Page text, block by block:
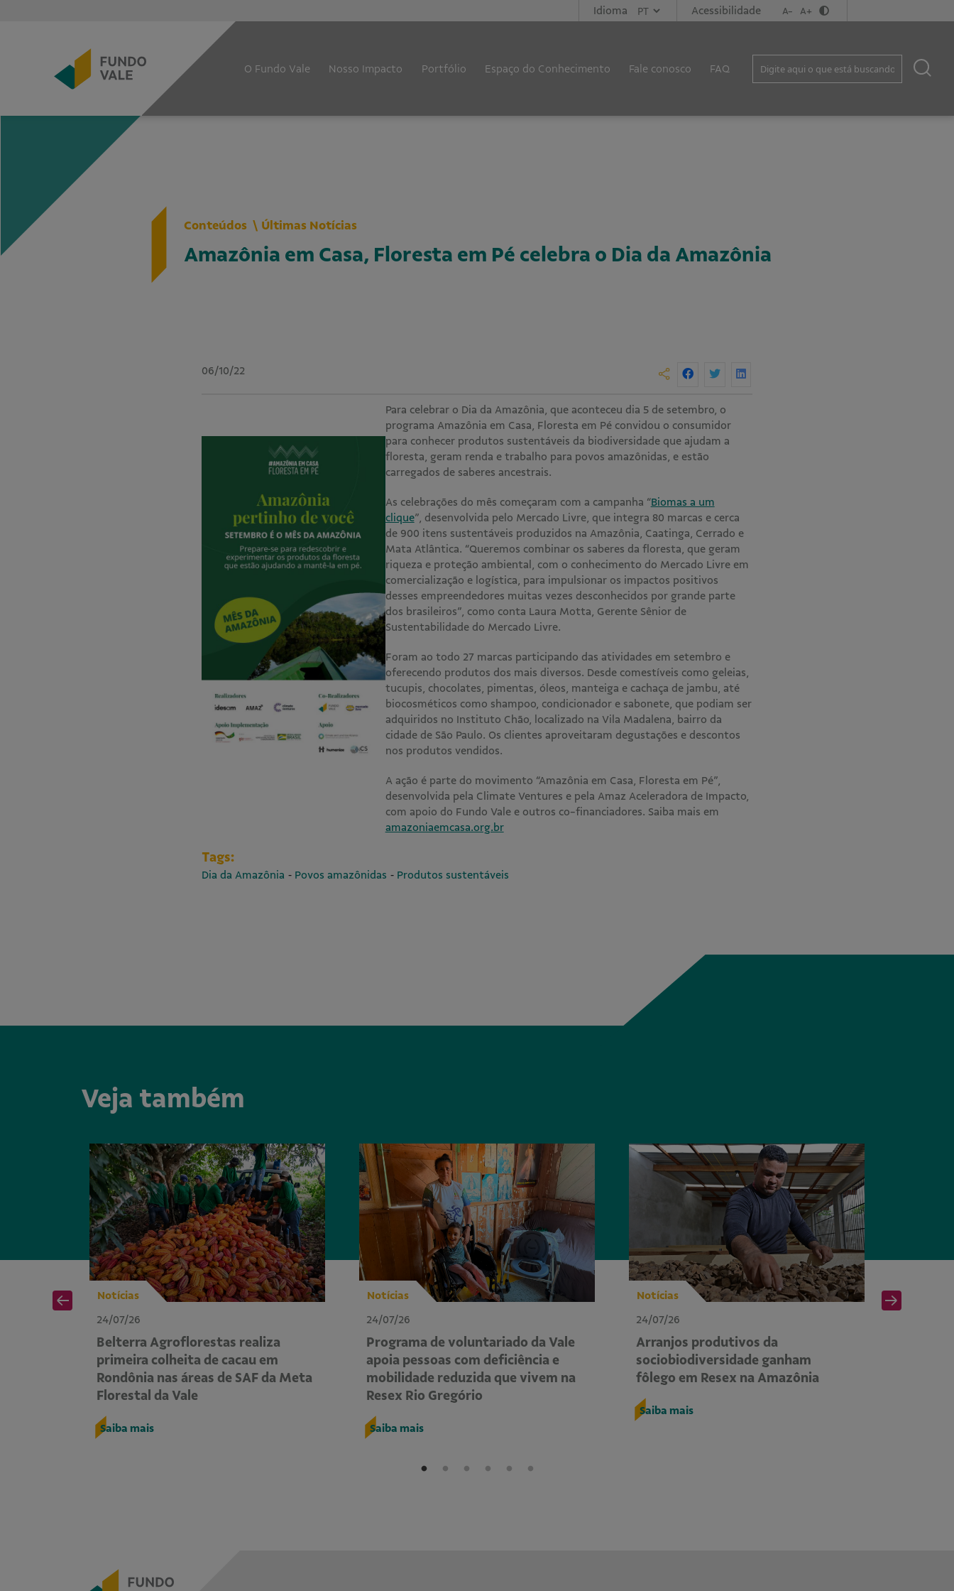
Idioma Acessibilidade A- A+
O Fundo Vale Nosso Impacto Portfólio Espaço do Conhecimento Fale conosco FAQ
Conteúdos Últimas Notícias
Amazônia em Casa, Floresta em Pé celebra o Dia da Amazônia
06/10/22
Para celebrar o Dia da Amazônia, que aconteceu dia 5 de setembro, o
programa Amazônia em Casa, Floresta em Pé convidou o consumidor
para conhecer produtos sustentáveis da biodiversidade que ajudam a
floresta, geram renda e trabalho para povos amazônidas, e estão
carregados de saberes ancestrais.
As celebrações do mês começaram com a campanha “Biomas a um
clique”, desenvolvida pelo Mercado Livre, que integra 80 marcas e cerca
de 900 itens sustentáveis produzidos na Amazônia, Caatinga, Cerrado e
Mata Atlântica. “Queremos combinar os saberes da floresta, que geram
riqueza e proteção ambiental, com o conhecimento do Mercado Livre em
comercialização e logística, para impulsionar os impactos positivos
desses empreendedores muitas vezes desconhecidos por grande parte
dos brasileiros”, como conta Laura Motta, Gerente Sênior de
Sustentabilidade do Mercado Livre.
Foram ao todo 27 marcas participando das atividades em setembro e
oferecendo produtos dos mais diversos. Desde comestíveis como geleias,
tucupis, chocolates, pimentas, óleos, manteiga e cachaça de jambu, até
biocosméticos como shampoo, condicionador e sabonete, que podiam ser
adquiridos no Instituto Chão, localizado na Vila Madalena, bairro da
cidade de São Paulo. Os clientes aproveitaram degustações e descontos
nos produtos vendidos.
A ação é parte do movimento “Amazônia em Casa, Floresta em Pé”,
desenvolvida pela Climate Ventures e pela Amaz Aceleradora de Impacto,
com apoio do Fundo Vale e outros co-financiadores. Saiba mais em
amazoniaemcasa.org.br
Tags:
Dia da Amazônia - Povos amazônidas - Produtos sustentáveis
Veja também
Notícias
24/07/26
Belterra Agroflorestas realiza
primeira colheita de cacau em
Rondônia nas áreas de SAF da Meta
Florestal da Vale
Saiba mais
Notícias
24/07/26
Programa de voluntariado da Vale
apoia pessoas com deficiência e
mobilidade reduzida que vivem na
Resex Rio Gregório
Saiba mais
Notícias
24/07/26
Arranjos produtivos da
sociobiodiversidade ganham
fôlego em Resex na Amazônia
Saiba mais